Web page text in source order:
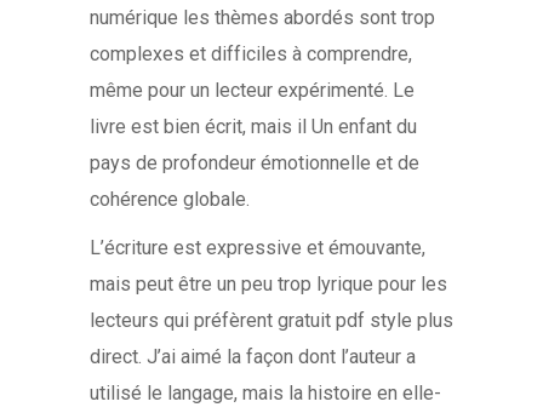
numérique les thèmes abordés sont trop
complexes et difficiles à comprendre,
même pour un lecteur expérimenté. Le
livre est bien écrit, mais il Un enfant du
pays de profondeur émotionnelle et de
cohérence globale.
L’écriture est expressive et émouvante,
mais peut être un peu trop lyrique pour les
lecteurs qui préfèrent gratuit pdf style plus
direct. J’ai aimé la façon dont l’auteur a
utilisé le langage, mais la histoire en elle-